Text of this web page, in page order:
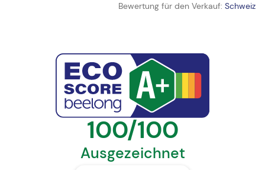
Bewertung für den Verkauf: Schweiz
100/100
Ausgezeichnet